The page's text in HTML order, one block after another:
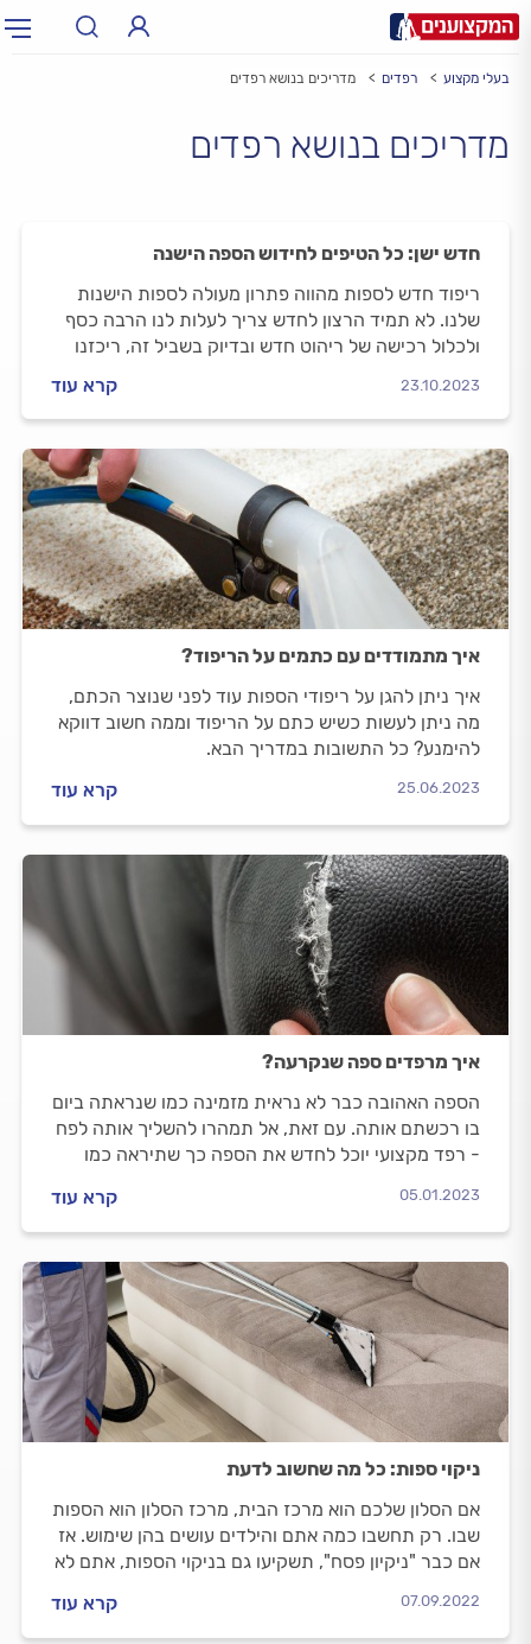
בעלי מקצוע רפדים מדריכים בנושא רפדים
מדריכים בנושא רפדים
חדש ישן: כל הטיפים לחידוש הספה הישנה
ריפוד חדש לספות מהווה פתרון מעולה לספות הישנות
שלנו. לא תמיד הרצון לחדש צריך לעלות לנו הרבה כסף
ולכלול רכישה של ריהוט חדש ובדיוק בשביל זה, ריכזנו
23.10.2023 קרא עוד
איך מתמודדים עם כתמים על הריפוד?
איך ניתן להגן על ריפודי הספות עוד לפני שנוצר הכתם,
מה ניתן לעשות כשיש כתם על הריפוד וממה חשוב דווקא
להימנע? כל התשובות במדריך הבא.
25.06.2023 קרא עוד
איך מרפדים ספה שנקרעה?
הספה האהובה כבר לא נראית מזמינה כמו שנראתה ביום
בו רכשתם אותה. עם זאת, אל תמהרו להשליך אותה לפח
- רפד מקצועי יוכל לחדש את הספה כך שתיראה כמו
עור ועור, מתי אפשר להסתפק בתיקון מקומי של הספה
ואיך מתנהלים מול הרפד?
05.01.2023 קרא עוד
ניקוי ספות: כל מה שחשוב לדעת
אם הסלון שלכם הוא מרכז הבית, מרכז הסלון הוא הספות
שבו. רק תחשבו כמה אתם והילדים עושים בהן שימוש. אז
אם כבר "ניקיון פסח", תשקיעו גם בניקוי הספות, אתם לא
07.09.2022 קרא עוד